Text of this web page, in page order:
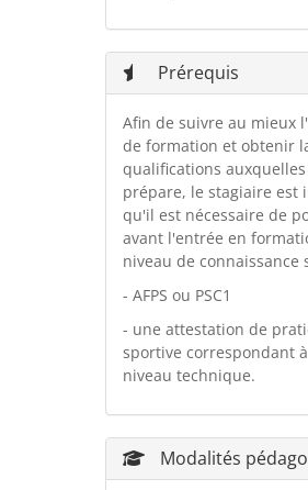
Prérequis
Afin de suivre au mieux
de formation et obtenir
qualifications
prépare, le stagiaire est
qu'il est nécessaire de
avant l'entrée en
niveau de connaissance
- AFPS ou PSC1
- une attestation de
sportive correspondant
niveau technique.
Modalités